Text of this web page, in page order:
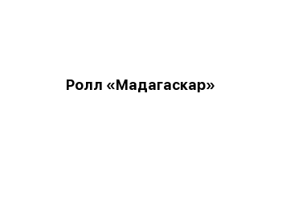
Ролл «Мадагаскар»